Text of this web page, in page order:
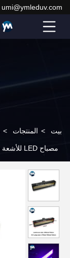
umi@ymleduv.com
بيت > المنتجات >